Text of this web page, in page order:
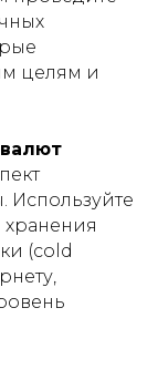
целям и
Используйте
(cold